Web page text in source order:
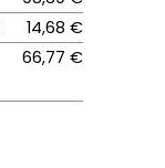
14,68 €
66,77 €